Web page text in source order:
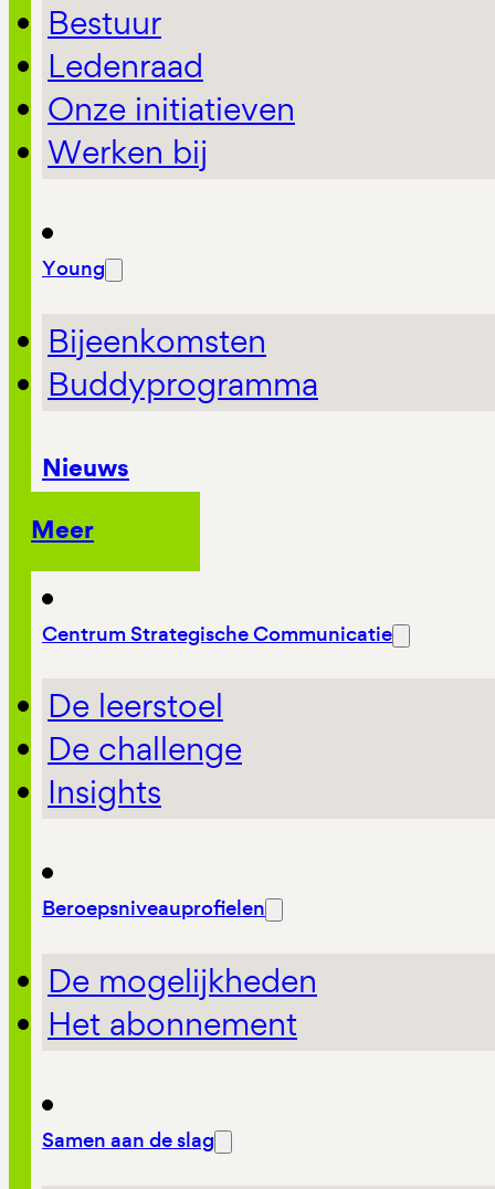
Bestuur
Ledenraad
Onze initiatieven
Werken bij
Young
Bijeenkomsten
Buddyprogramma
Nieuws
Meer
Centrum Strategische Communicatie
De leerstoel
De challenge
Insights
Beroepsniveauprofielen
De mogelijkheden
Het abonnement
Samen aan de slag